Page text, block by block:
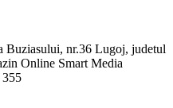
Buziasului, nr.36 Lugoj, judetul
Online Smart Media
355